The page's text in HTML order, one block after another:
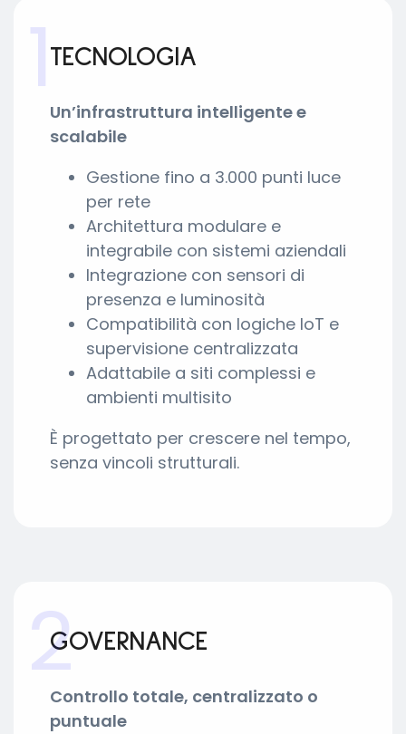
1TECNOLOGIA
Un’infrastruttura intelligente e
scalabile
Gestione fino a 3.000 punti luce
per rete
Architettura modulare e
integrabile con sistemi aziendali
Integrazione con sensori di
presenza e luminosità
Compatibilità con logiche IoT e
supervisione centralizzata
Adattabile a siti complessi e
ambienti multisito
È progettato per crescere nel tempo,
senza vincoli strutturali.
2
GOVERNANCE
Controllo totale, centralizzato o
puntuale